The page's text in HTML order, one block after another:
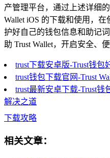
产管理平台，通过上述详细
Wallet iOS 的下载和使用，
护好自己的钱包信息和助记
助 Trust Wallet，开启安全、
trust下载安卓版-Trust钱
trust钱包下载官网-Trust
trust最新安卓下载-Trust
解决之道
下载攻略
相关文章：